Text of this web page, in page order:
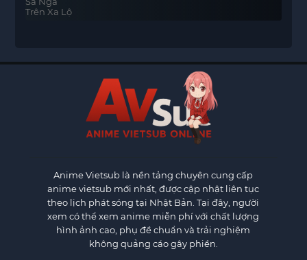
Anime Vietsub là nền tảng chuyên cung cấp
anime vietsub mới nhất, được cập nhật liên tục
theo lịch phát sóng tại Nhật Bản. Tại đây, người
xem có thể xem anime miễn phí với chất lượng
hình ảnh cao, phụ đề chuẩn và trải nghiệm
không quảng cáo gây phiền.